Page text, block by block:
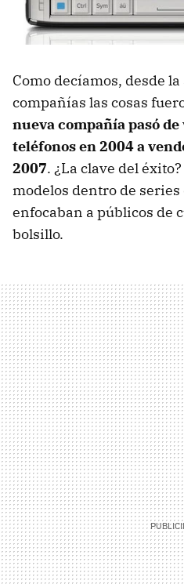
Como decíamos, desde
compañías las cosas
nueva compañía pasó
teléfonos en 2004 a
2007. ¿La clave del
modelos dentro de
enfocaban a públicos de
bolsillo.